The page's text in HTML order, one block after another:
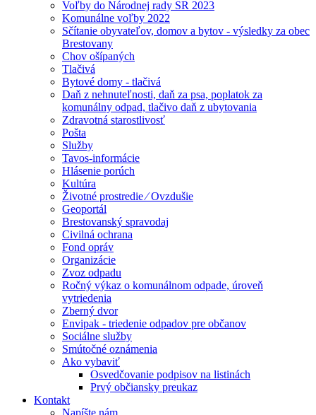
Voľby do Národnej rady SR 2023
Komunálne voľby 2022
Sčítanie obyvateľov, domov a bytov - výsledky za obec
Brestovany
Chov ošípaných
Tlačivá
Bytové domy - tlačivá
Daň z nehnuteľnosti, daň za psa, poplatok za
komunálny odpad, tlačivo daň z ubytovania
Zdravotná starostlivosť
Pošta
Služby
Tavos-informácie
Hlásenie porúch
Kultúra
Životné prostredie ⁄ Ovzdušie
Geoportál
Brestovanský spravodaj
Civilná ochrana
Fond opráv
Organizácie
Zvoz odpadu
Ročný výkaz o komunálnom odpade, úroveň
vytriedenia
Zberný dvor
Envipak - triedenie odpadov pre občanov
Sociálne služby
Smútočné oznámenia
Ako vybaviť
Osvedčovanie podpisov na listinách
Prvý občiansky preukaz
Kontakt
Napíšte nám